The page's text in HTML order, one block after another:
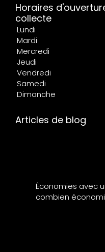
Horaires
collecte
Lundi
Mardi
Mercredi
Jeudi
Vendredi
Samedi
Dimanche
Articles de blog
Économies avec
combien